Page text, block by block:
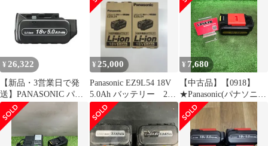
¥ 26,322
【新品・3営業日で発
送】PANASONIC パナ
ソニック パナソニック
電池パック 18V 5.0Ah
EZ9L54
¥ 25,000
Panasonic EZ9L54 18V
5.0Ah バッテリー 2個
セット
¥ 7,680
【中古品】【0918】
★Panasonic(パナソニッ
ク) 18v5.0Ah電池パッ
クLJタイプ(適合充電器
EZ0L81) EZ9L54
IT5AI8JW2S02